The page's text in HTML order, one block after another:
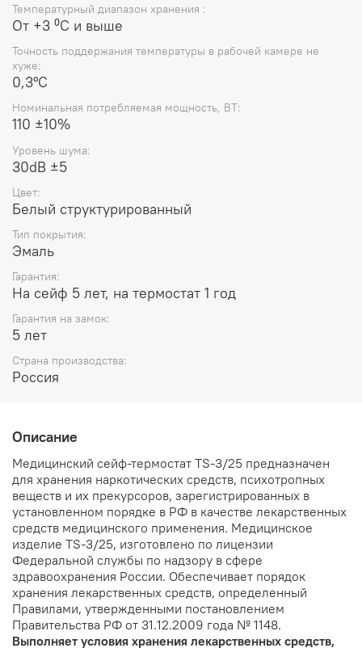
Температурный диапазон хранения :
Oт +3 ⁰С и выше
Точность поддержания температуры в рабочей камере не
хуже:
0,3°С
Номинальная потребляемая мощность, ВТ:
110 ±10%
Уровень шума:
30dB ±5
Цвет:
Белый структурированный
Тип покрытия:
Эмаль
Гарантия:
На сейф 5 лет, на термостат 1 год
Гарантия на замок:
5 лет
Страна производства:
Россия
Описание
Медицинский сейф-термостат TS-3/25 предназначен
для хранения наркотических средств, психотропных
веществ и их прекурсоров, зарегистрированных в
установленном порядке в РФ в качестве лекарственных
средств медицинского применения. Медицинское
изделие TS-3/25, изготовлено по лицензии
Федеральной службы по надзору в сфере
здравоохранения России. Обеспечивает порядок
хранения лекарственных средств, определенный
Правилами, утвержденными постановлением
Правительства РФ от 31.12.2009 года № 1148.
Выполняет условия хранения лекарственных средств,